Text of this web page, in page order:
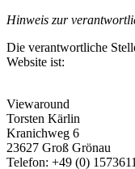
Hinweis zur
Die verantwortliche
Website ist:
Viewaround
Torsten Kärlin
Kranichweg 6
23627 Groß Grönau
Telefon: +49 (0)